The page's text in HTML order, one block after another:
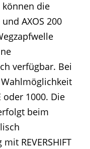
die
AXOS 200
verfügbar. Bei
oder 1000. Die
beim
REVERSHIFT